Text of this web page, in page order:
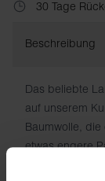
30 Tage
Beschreibung
Das beliebte
auf unserem
Baumwolle,
etwas engere
aufgedruckte